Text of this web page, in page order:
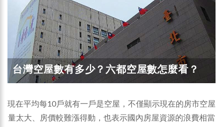
台灣空屋數有多少？六都空屋數怎麼看？
現在平均每10戶就有一戶是空屋，不僅顯示現在的房市空屋
量太大、房價較難漲得動，也表示國內房屋資源的浪費相當